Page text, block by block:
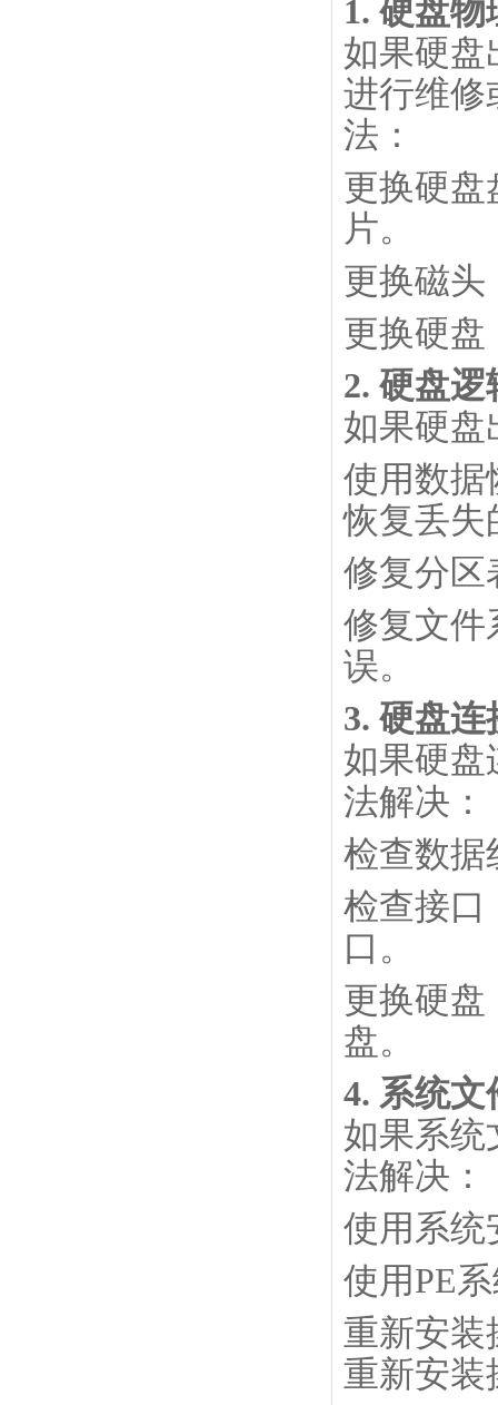
1. 硬盘物
如果硬盘
进行维修
法：
更换硬盘
片。
更换磁头
更换硬盘
2. 硬盘逻
如果硬盘
使用数据
恢复丢失
修复分区
修复文件
误。
3. 硬盘连
如果硬盘
法解决：
检查数据
检查接口
口。
更换硬盘
盘。
4. 系统文
如果系统
法解决：
使用系统
使用PE
重新安装
重新安装